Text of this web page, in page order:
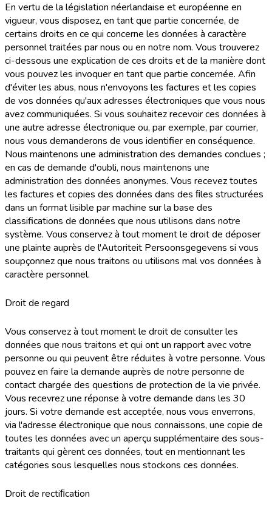
En vertu de la législation néerlandaise et européenne en
vigueur, vous disposez, en tant que partie concernée, de
certains droits en ce qui concerne les données à caractère
personnel traitées par nous ou en notre nom. Vous trouverez
ci-dessous une explication de ces droits et de la manière dont
vous pouvez les invoquer en tant que partie concernée. Afin
d'éviter les abus, nous n'envoyons les factures et les copies
de vos données qu'aux adresses électroniques que vous nous
avez communiquées. Si vous souhaitez recevoir ces données à
une autre adresse électronique ou, par exemple, par courrier,
nous vous demanderons de vous identifier en conséquence.
Nous maintenons une administration des demandes conclues ;
en cas de demande d'oubli, nous maintenons une
administration des données anonymes. Vous recevez toutes
les factures et copies des données dans des ﬁles structurées
dans un format lisible par machine sur la base des
classifications de données que nous utilisons dans notre
système. Vous conservez à tout moment le droit de déposer
une plainte auprès de l'Autoriteit Persoonsgegevens si vous
soupçonnez que nous traitons ou utilisons mal vos données à
caractère personnel.
Droit de regard
Vous conservez à tout moment le droit de consulter les
données que nous traitons et qui ont un rapport avec votre
personne ou qui peuvent être réduites à votre personne. Vous
pouvez en faire la demande auprès de notre personne de
contact chargée des questions de protection de la vie privée.
Vous recevrez une réponse à votre demande dans les 30
jours. Si votre demande est acceptée, nous vous enverrons,
via l'adresse électronique que nous connaissons, une copie de
toutes les données avec un aperçu supplémentaire des sous-
traitants qui gèrent ces données, tout en mentionnant les
catégories sous lesquelles nous stockons ces données.
Droit de rectiﬁcation